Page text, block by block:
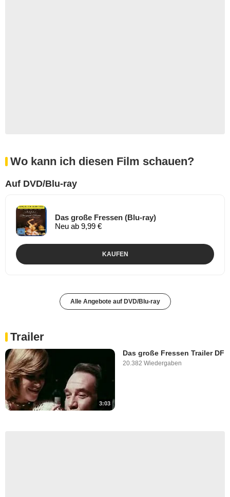
Wo kann ich diesen Film schauen?
Auf DVD/Blu-ray
Das große Fressen (Blu-ray)
Neu ab 9,99 €
KAUFEN
Alle Angebote auf DVD/Blu-ray
Trailer
3:03
Das große Fressen Trailer DF
20.382 Wiedergaben